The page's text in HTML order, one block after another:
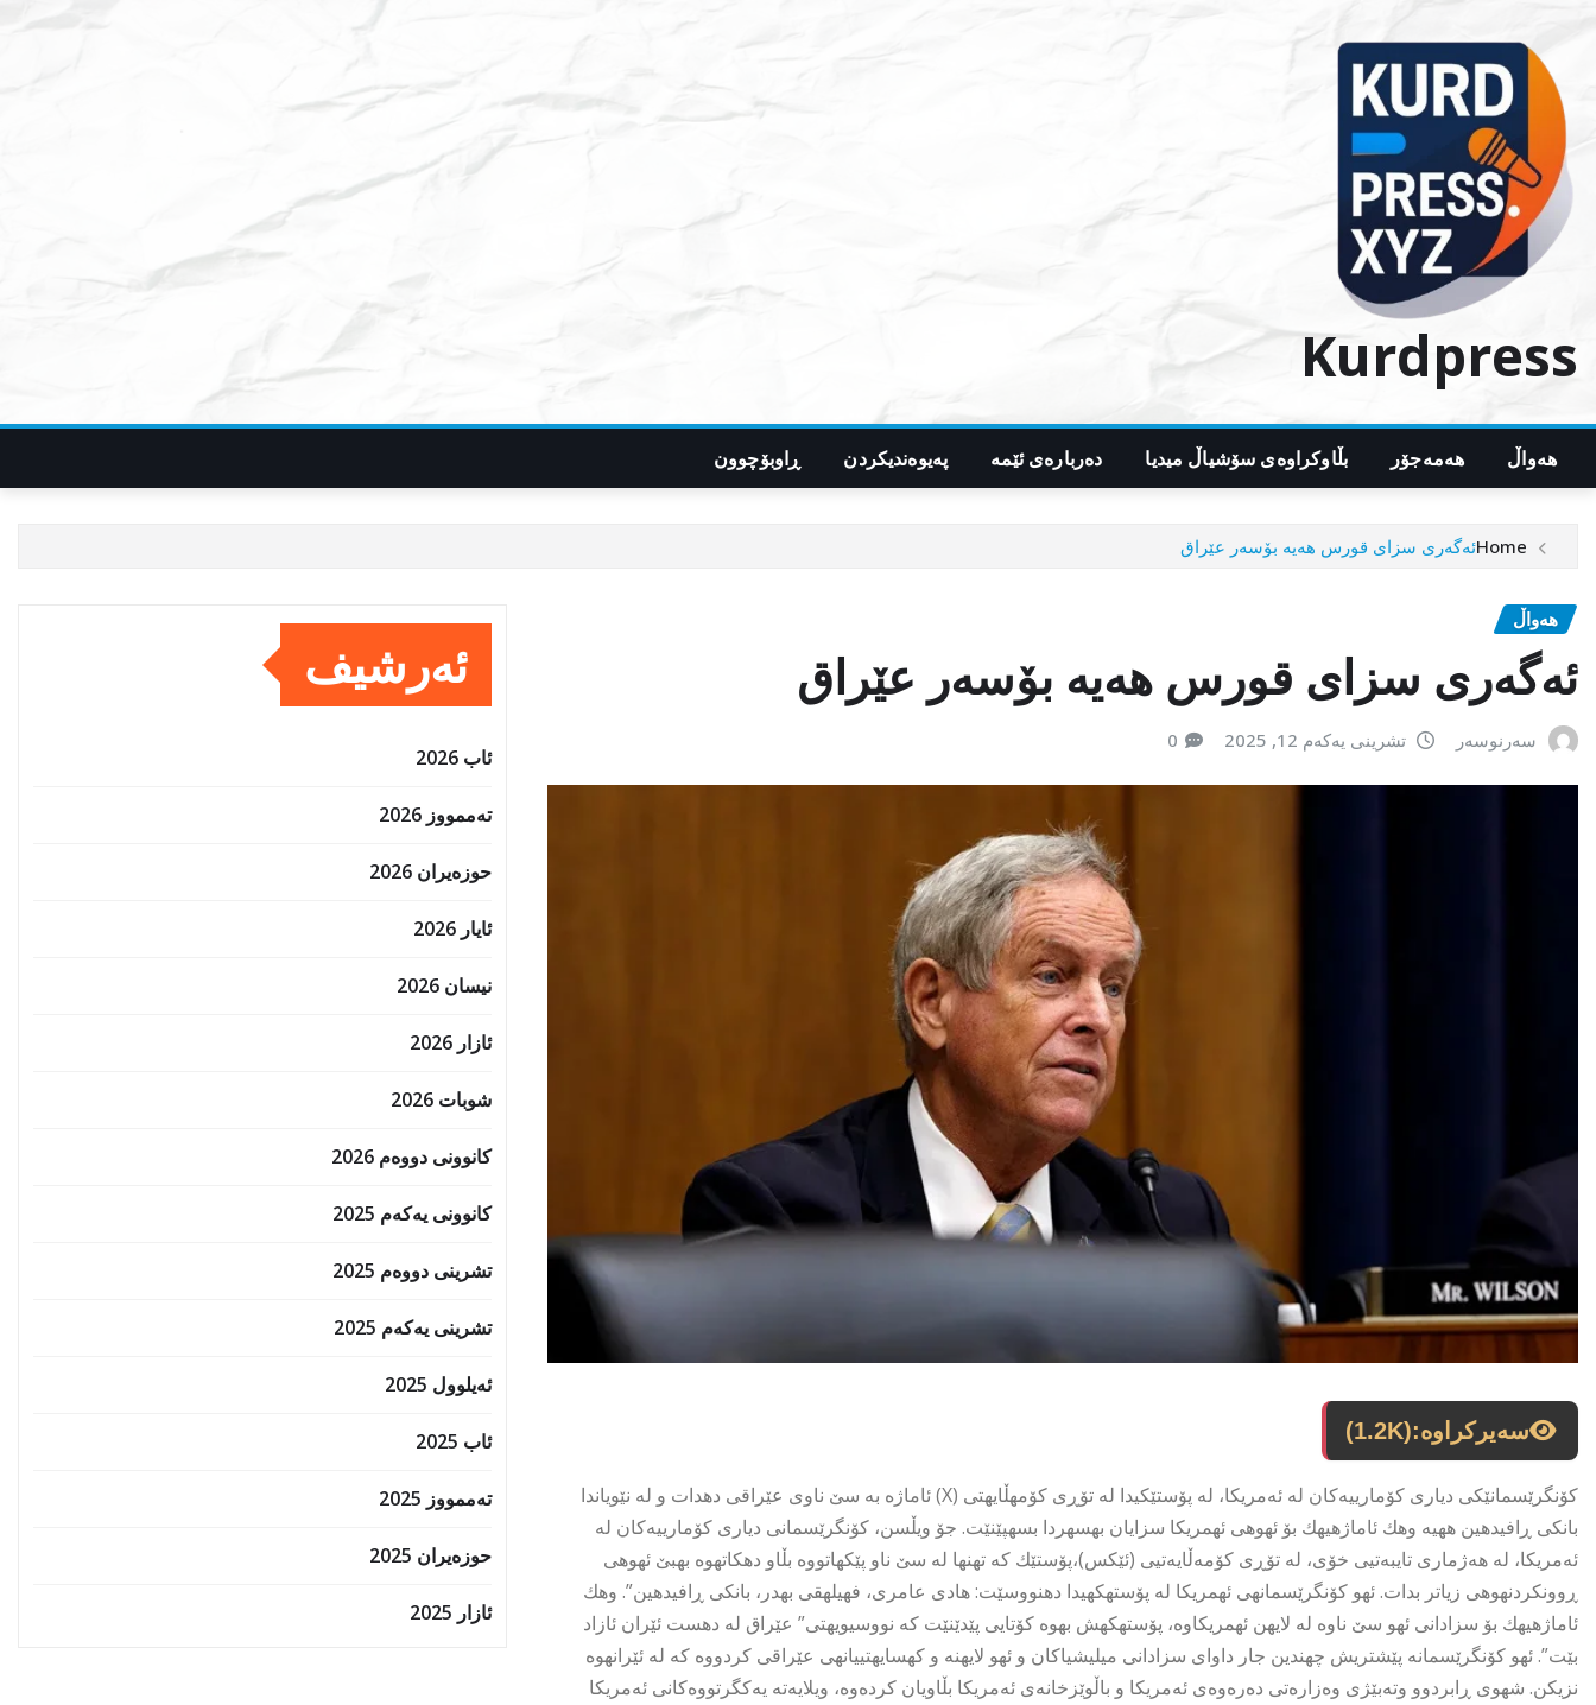
content
Kurdpress
هەواڵ هەمەجۆر بڵاوکراوەی سۆشیاڵ میدیا دەربارەی ئێمە پەیوەندیکردن ڕاوبۆچوون
Homeئەگەری سزای قورس هەیە بۆسەر عێراق
هەواڵ
ئەگەری سزای قورس هەیە بۆسەر عێراق
سەرنوسەر تشرینی یەکەم 12, 2025 0
سەیرکراوە:(1.2K)
كۆنگرێسمانێكی دیاری كۆمارییەكان لە ئەمریكا، له پۆستێكیدا له تۆڕی كۆمهڵایهتی (X) ئاماژه به سێ ناوى عێراقی دهدات و له نێویاندا
بانكى ڕافیدهین ههیه وهك ئاماژهیهك بۆ ئهوهى ئهمریكا سزایان بهسهردا بسهپێنێت. جۆ ویڵسن، كۆنگرێسمانی دیاری كۆمارییەكان لە
ئەمریكا، لە هەژماری تایبەتیی خۆی، لە تۆڕی كۆمەڵایەتیی (ئێكس)،پۆستێك كه تهنها له سێ ناو پێكهاتووه بڵاو دهكاتهوه بهبێ ئهوهى
ڕوونكردنهوهى زیاتر بدات. ئهو كۆنگرێسمانهى ئهمریكا له پۆستهكهیدا دهنووسێت: هادی عامرى، فهیلهقی بهدر، بانكى ڕافیدهین”. وهك
ئاماژهیهك بۆ سزادانى ئهو سێ ناوه له لایهن ئهمریكاوه، پۆستهكهش بهوه كۆتایی پێدێنێت كه نووسیویهتى” عێراق له دهست ئێران ئازاد
بێت”. ئهو كۆنگرێسمانه پێشتریش چهندین جار داواى سزادانى میلیشیاكان و ئهو لایهنه و كهسایهتییانهى عێراقی كردووه كه له ئێرانهوه
نزیكن. شهوی ڕابردوو وتەبێژی وەزارەتی دەرەوەی ئەمریکا و باڵوێزخانەی ئەمریکا بڵاویان کردەوە، ویلایەتە یەکگرتووەکانی ئەمریکا
ئەرشیف
ئاب 2026
تەممووز 2026
حوزه‌یران 2026
ئایار 2026
نیسان 2026
ئازار 2026
شوبات 2026
کانوونی دووەم 2026
کانوونی یەکەم 2025
تشرینی دووەم 2025
تشرینی یەکەم 2025
ئەیلوول 2025
ئاب 2025
تەممووز 2025
حوزه‌یران 2025
ئازار 2025